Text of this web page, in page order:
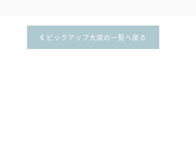
ピックアップ大成の一覧へ戻る